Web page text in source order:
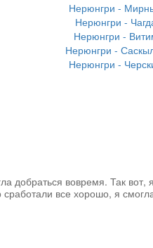
Нерюнгри -
Нерюнгри -
Нерюнгри -
Нерюнгри -
Нерюнгри -
добраться вовремя. Так вот,
все хорошо, я